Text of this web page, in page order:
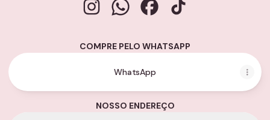
COMPRE PELO WHATSAPP
WhatsApp
NOSSO ENDEREÇO